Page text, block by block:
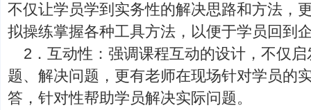
不仅让学员学到实务性的解决思路和方法，
拟操练掌握各种工具方法，以便于学员回到
2．互动性：强调课程互动的设计，不仅
题、解决问题，更有老师在现场针对学员的
答，针对性帮助学员解决实际问题。